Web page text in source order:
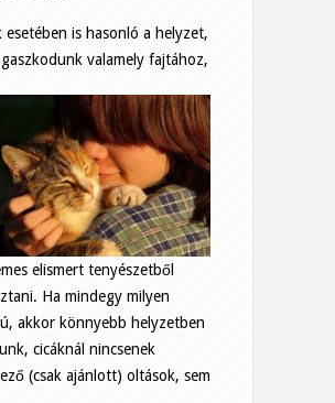
esetében is hasonló a helyzet,
valamely fajtához,
elismert tenyészetből
Ha mindegy milyen
akkor könnyebb helyzetben
cicáknál nincsenek
(csak ajánlott) oltások, sem